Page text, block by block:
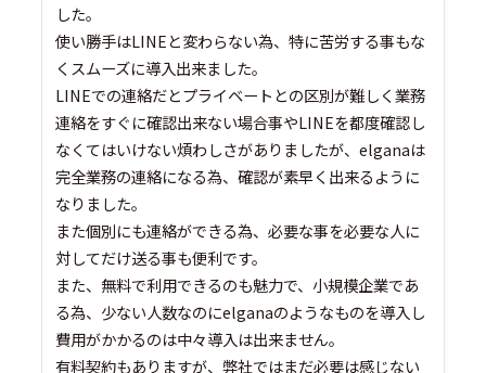
した。
使い勝手はLINEと変わらない為、特に苦労する事もな
くスムーズに導入出来ました。
LINEでの連絡だとプライベートとの区別が難しく業務
連絡をすぐに確認出来ない場合事やLINEを都度確認し
なくてはいけない煩わしさがありましたが、elganaは
完全業務の連絡になる為、確認が素早く出来るように
なりました。
また個別にも連絡ができる為、必要な事を必要な人に
対してだけ送る事も便利です。
また、無料で利用できるのも魅力で、小規模企業であ
る為、少ない人数なのにelganaのようなものを導入し
費用がかかるのは中々導入は出来ません。
有料契約もありますが、弊社ではまだ必要は感じない